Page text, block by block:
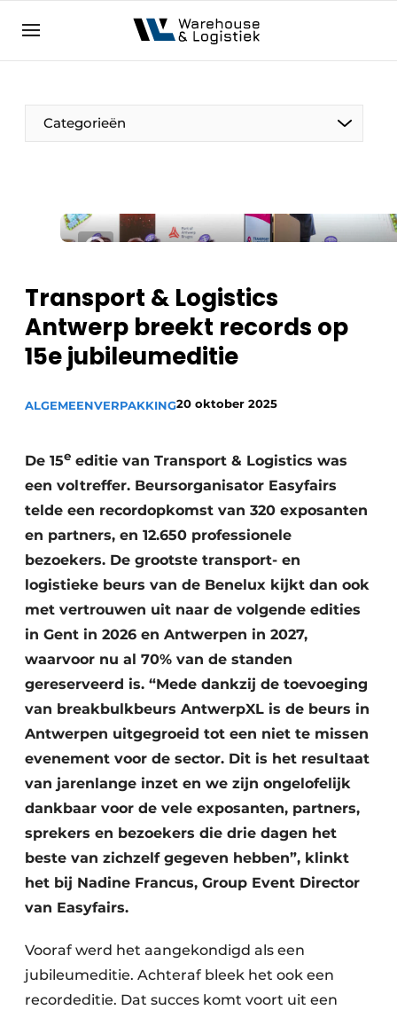
NL EN
Categorieën
Transport & Logistics
Antwerp breekt records op
15e jubileumeditie
ALGEMEENVERPAKKING20 oktober 2025
De 15e editie van Transport & Logistics was
een voltreffer. Beursorganisator Easyfairs
telde een recordopkomst van 320 exposanten
en partners, en 12.650 professionele
bezoekers. De grootste transport- en
logistieke beurs van de Benelux kijkt dan ook
met vertrouwen uit naar de volgende edities
in Gent in 2026 en Antwerpen in 2027,
waarvoor nu al 70% van de standen
gereserveerd is. “Mede dankzij de toevoeging
van breakbulkbeurs AntwerpXL is de beurs in
Antwerpen uitgegroeid tot een niet te missen
evenement voor de sector. Dit is het resultaat
van jarenlange inzet en we zijn ongelofelijk
dankbaar voor de vele exposanten, partners,
sprekers en bezoekers die drie dagen het
beste van zichzelf gegeven hebben”, klinkt
het bij Nadine Francus, Group Event Director
van Easyfairs.
Vooraf werd het aangekondigd als een
jubileumeditie. Achteraf bleek het ook een
recordeditie. Dat succes komt voort uit een